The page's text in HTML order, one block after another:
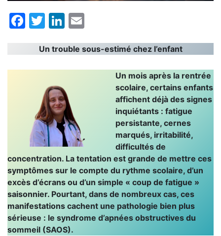
Facebook
TwitterLinkedIn
Un trouble sous-estimé chez l’enfant
Un mois après la rentrée
scolaire, certains enfants
affichent déjà des signes
inquiétants : fatigue
persistante, cernes
marqués, irritabilité,
difficultés de
concentration. La tentation est grande de mettre ces
symptômes sur le compte du rythme scolaire, d’un
excès d’écrans ou d’un simple « coup de fatigue »
saisonnier. Pourtant, dans de nombreux cas, ces
manifestations cachent une pathologie bien plus
sérieuse : le syndrome d’apnées obstructives du
sommeil (SAOS).